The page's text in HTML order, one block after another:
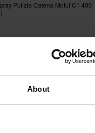
About
Pulizia Catena Motul C1 400